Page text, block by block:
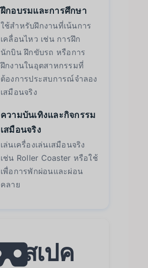
ฝึกอบรมและการศึกษา
ใช้สำหรับฝึกงานที่เน้นการ
เคลื่อนไหว เช่น การฝึก
นักบิน ฝึกขับรถ หรือการ
ฝึกงานในอุตสาหกรรมที่
ต้องการประสบการณ์จำลอง
เสมือนจริง
ความบันเทิงและกิจกรรม
เสมือนจริง
เล่นเครื่องเล่นเสมือนจริง
เช่น Roller Coaster หรือใช้
เพื่อการพักผ่อนและผ่อน
คลาย
สเปค